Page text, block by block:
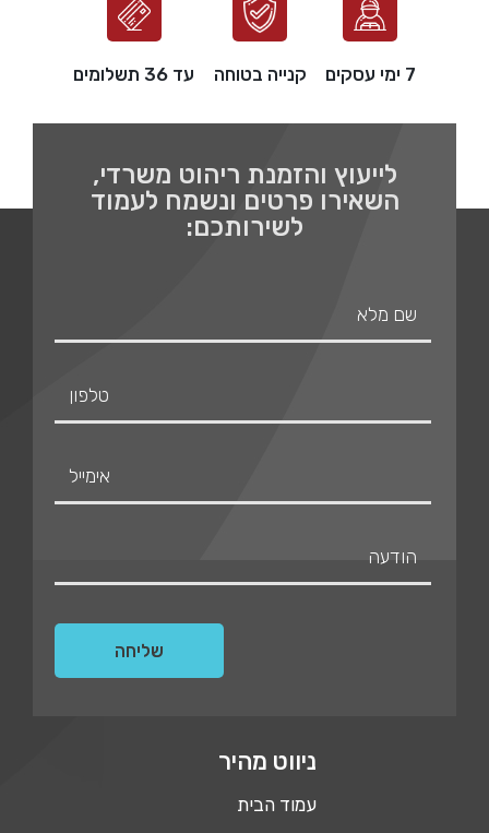
7 ימי עסקים קנייה בטוחה עד 36 תשלומים
לייעוץ והזמנת ריהוט משרדי,
השאירו פרטים ונשמח לעמוד
לשירותכם:
ניווט מהיר
עמוד הבית